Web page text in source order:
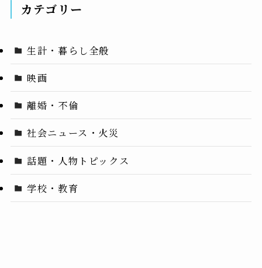
カテゴリー
生計・暮らし全般
映画
離婚・不倫
社会ニュース・火災
話題・人物トピックス
学校・教育